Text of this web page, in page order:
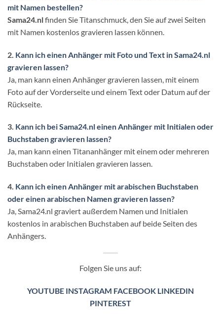
mit Namen bestellen?
Sama24.nlfinden Sie Titanschmuck, den Sie auf zwei Seiten
mit Namen kostenlos gravieren lassen können.
2. Kann ich einen Anhänger mit Foto und Text in Sama24.nl
gravieren lassen?
Ja, man kann einen Anhänger gravieren lassen, mit einem
Foto auf der Vorderseite und einem Text oder Datum auf der
Rückseite.
3. Kann ich bei Sama24.nl einen Anhänger mit Initialen oder
Buchstaben gravieren lassen?
Ja, man kann einen Titananhänger mit einem oder mehreren
Buchstaben oder Initialen gravieren lassen.
4. Kann ich einen Anhänger mit arabischen Buchstaben
oder einen arabischen Namen gravieren lassen?
Ja, Sama24.nl graviert außerdem Namen und Initialen
kostenlos in arabischen Buchstaben auf beide Seiten des
Anhängers.
Folgen Sie uns auf:
YOUTUBE INSTAGRAM FACEBOOK LINKEDIN
PINTEREST